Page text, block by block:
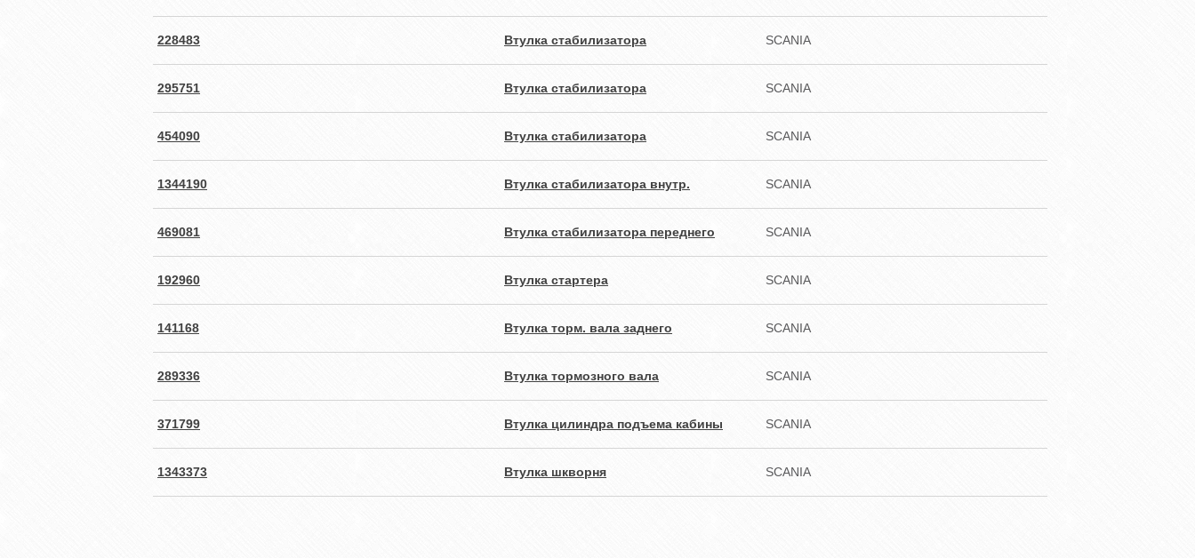
228483 Втулка стабилизатора SCANIA
295751 Втулка стабилизатора SCANIA
454090 Втулка стабилизатора SCANIA
1344190 Втулка стабилизатора внутр. SCANIA
469081 Втулка стабилизатора переднего SCANIA
192960 Втулка стартера SCANIA
141168 Втулка торм. вала заднего SCANIA
289336 Втулка тормозного вала SCANIA
371799 Втулка цилиндра подъема кабины SCANIA
1343373 Втулка шкворня SCANIA